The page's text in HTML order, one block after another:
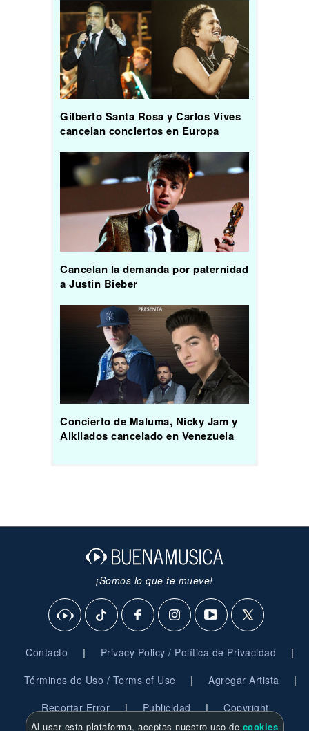
Gilberto Santa Rosa y Carlos Vives
cancelan conciertos en Europa
Cancelan la demanda por paternidad
a Justin Bieber
Concierto de Maluma, Nicky Jam y
Alkilados cancelado en Venezuela
¡Somos lo que te mueve!
Contacto | Privacy Policy / Política de Privacidad |
Términos de Uso / Terms of Use | Agregar Artista |
Reportar Error | Publicidad | Copyright
Al usar esta plataforma, aceptas nuestro uso de cookies